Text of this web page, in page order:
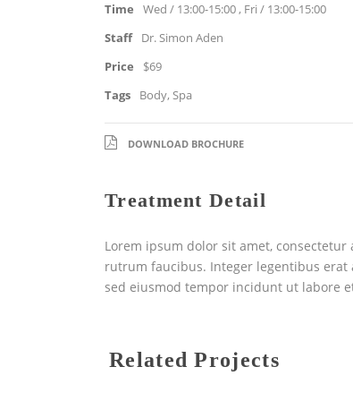
Time
Wed / 13:00-15:00 , Fri / 13:00-15:00
Staff Dr. Simon Aden
Price
$69
Tags
Body, Spa
DOWNLOAD BROCHURE
Treatment Detail
Lorem ipsum dolor sit amet,
rutrum faucibus. Integer legentibus
sed eiusmod tempor incidunt ut labore
Related Projects